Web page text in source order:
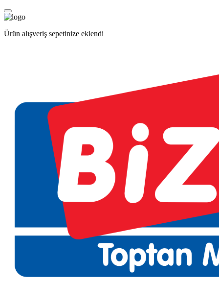
Ürün alışveriş sepetinize eklendi